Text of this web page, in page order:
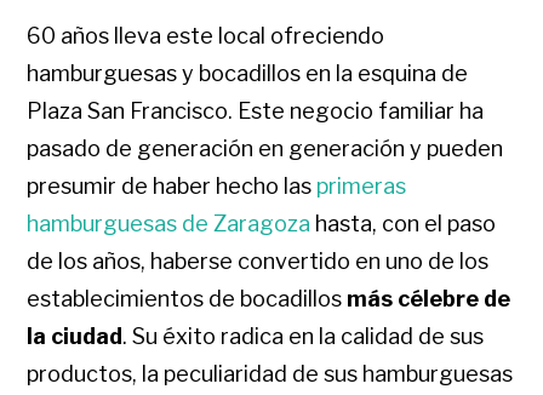
60 años lleva este local ofreciendo
hamburguesas y bocadillos en la esquina de
Plaza San Francisco. Este negocio familiar ha
pasado de generación en generación y pueden
presumir de haber hecho las primeras
hamburguesas de Zaragoza hasta, con el paso
de los años, haberse convertido en uno de los
establecimientos de bocadillos más célebre de
la ciudad. Su éxito radica en la calidad de sus
productos, la peculiaridad de sus hamburguesas